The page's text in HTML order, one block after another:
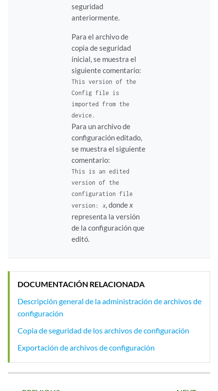
seguridad
anteriormente.
Para el archivo de
copia de seguridad
inicial, se muestra el
siguiente comentario:
This version of the
Config file is
imported from the
device.
Para un archivo de
configuración editado,
se muestra el siguiente
comentario:
This is an edited
version of the
configuration file
version: x, dondex
representa la versión
de la configuración que
editó.
DOCUMENTACIÓN RELACIONADA
Descripción general de la administración de archivos de
configuración
Copia de seguridad de los archivos de configuración
Exportación de archivos de configuración